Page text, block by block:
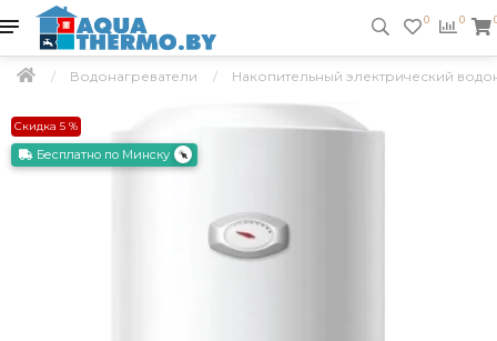
0 0
Водонагреватели Накопительный электрический
Скидка 5 %
Бесплатно по Минску